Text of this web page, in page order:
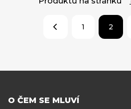
1 2
O ČEM SE MLUVÍ